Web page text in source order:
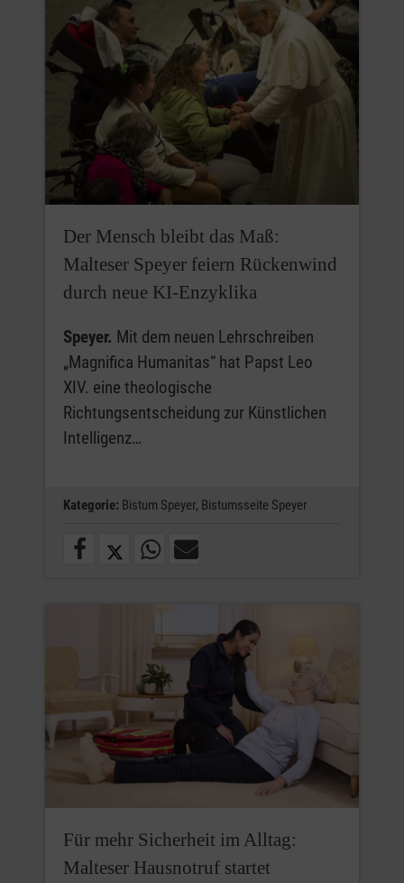
Der Mensch bleibt das Maß:
Malteser Speyer feiern Rückenwind
durch neue KI-Enzyklika
Speyer. Mit dem neuen Lehrschreiben
„Magnifica Humanitas“ hat Papst Leo
XIV. eine theologische
Richtungsentscheidung zur Künstlichen
Intelligenz…
Kategorie: Bistum Speyer, Bistumsseite Speyer
Für mehr Sicherheit im Alltag:
Malteser Hausnotruf startet